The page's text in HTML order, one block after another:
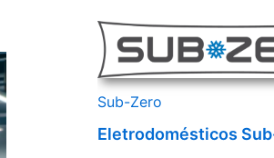
Sub-Zero
Eletrodomésticos